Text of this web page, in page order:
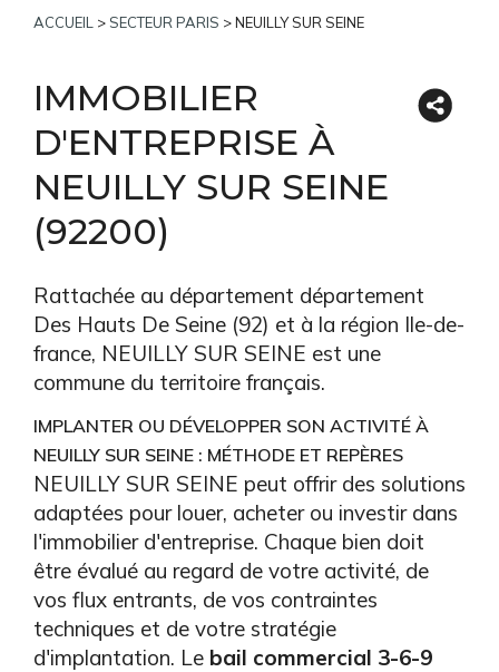
ACCUEIL > SECTEUR PARIS >NEUILLY SUR SEINE
IMMOBILIER
D'ENTREPRISE À
NEUILLY SUR SEINE
(92200)
Rattachée au département département
Des Hauts De Seine (92) et à la région Ile-de-
france, NEUILLY SUR SEINE est une
commune du territoire français.
IMPLANTER OU DÉVELOPPER SON ACTIVITÉ À
NEUILLY SUR SEINE : MÉTHODE ET REPÈRES
NEUILLY SUR SEINE peut offrir des solutions
adaptées pour louer, acheter ou investir dans
l'immobilier d'entreprise. Chaque bien doit
être évalué au regard de votre activité, de
vos flux entrants, de vos contraintes
techniques et de votre stratégie
d'implantation. Le bail commercial 3-6-9